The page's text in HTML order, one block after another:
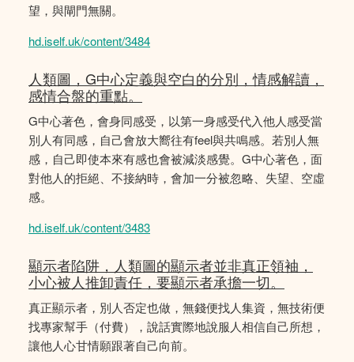
望，與閘門無關。
hd.iself.uk/content/3484
人類圖，G中心定義與空白的分別，情感解讀，
感情合盤的重點。
G中心著色，會身同感受，以第一身感受代入他人感受當
別人有同感，自己會放大嚮往有feel與共鳴感。若別人無
感，自己即使本來有感也會被減淡感覺。G中心著色，面
對他人的拒絕、不接納時，會加一分被忽略、失望、空虛
感。
hd.iself.uk/content/3483
顯示者陷阱，人類圖的顯示者並非真正領袖，
小心被人推卸責任，要顯示者承擔一切。
真正顯示者，別人否定也做，無錢便找人集資，無技術便
找專家幫手（付費），說話實際地說服人相信自己所想，
讓他人心甘情願跟著自己向前。